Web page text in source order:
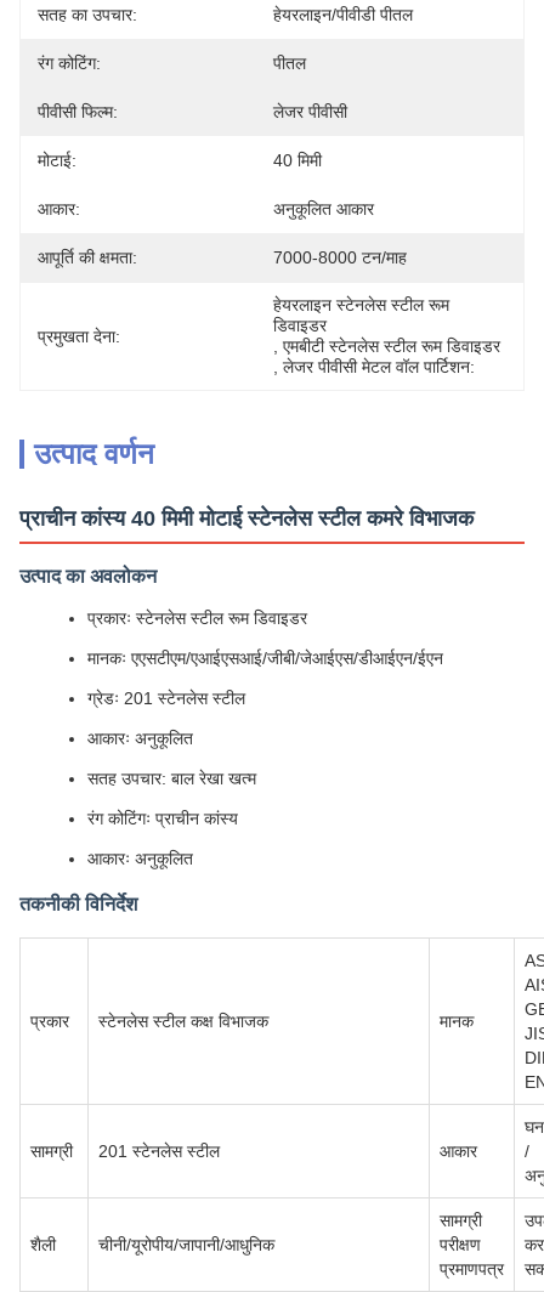
सतह का उपचार: हेयरलाइन/पीवीडी पीतल
रंग कोटिंग: पीतल
पीवीसी फिल्म: लेजर पीवीसी
मोटाई: 40 मिमी
आकार: अनुकूलित आकार
आपूर्ति की क्षमता: 7000-8000 टन/माह
प्रमुखता देना:
हेयरलाइन स्टेनलेस स्टील रूम
डिवाइडर
एमबीटी स्टेनलेस स्टील रूम डिवाइडर
लेजर पीवीसी मेटल वॉल पार्टिशन:
उत्पाद वर्णन
प्राचीन कांस्य 40 मिमी मोटाई स्टेनलेस स्टील कमरे विभाजक
उत्पाद का अवलोकन
प्रकारः स्टेनलेस स्टील रूम डिवाइडर
मानकः एएसटीएम/एआईएसआई/जीबी/जेआईएस/डीआईएन/ईएन
ग्रेडः 201 स्टेनलेस स्टील
आकारः अनुकूलित
सतह उपचार: बाल रेखा खत्म
रंग कोटिंगः प्राचीन कांस्य
आकारः अनुकूलित
तकनीकी विनिर्देश
प्रकार स्टेनलेस स्टील कक्ष विभाजक मानक
सामग्री 201 स्टेनलेस स्टील आकार
/
शैली चीनी/यूरोपीय/जापानी/आधुनिक
सामग्री
परीक्षण
प्रमाणपत्र